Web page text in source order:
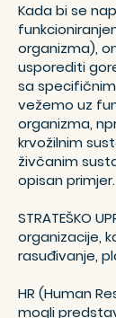
Kada bi se
organizma),
usporediti
sa
vežemo uz
organizma,
krvožilnim
živčanim
opisan primjer.
STRATEŠKO
organizacije,
rasuđivanje,
HR (Human
mogli